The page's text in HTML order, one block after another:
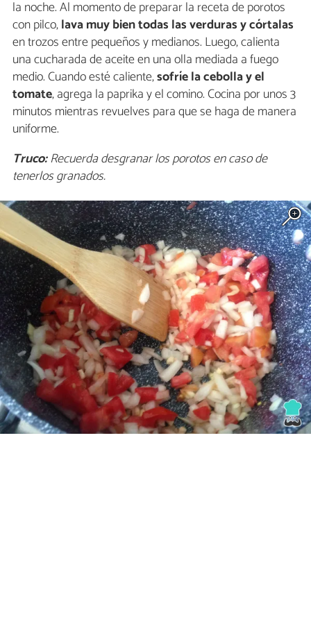
la noche. Al momento de preparar la receta de porotos
con pilco,lava muy bien todas las verduras y córtalas
en trozos entre pequeños y medianos. Luego, calienta
una cucharada de aceite en una olla mediada a fuego
medio. Cuando esté caliente,sofríe la cebolla y el
tomate, agrega la paprika y el comino. Cocina por unos 3
minutos mientras revuelves para que se haga de manera
uniforme.
Truco:Recuerda desgranar los porotos en caso de
tenerlos granados.